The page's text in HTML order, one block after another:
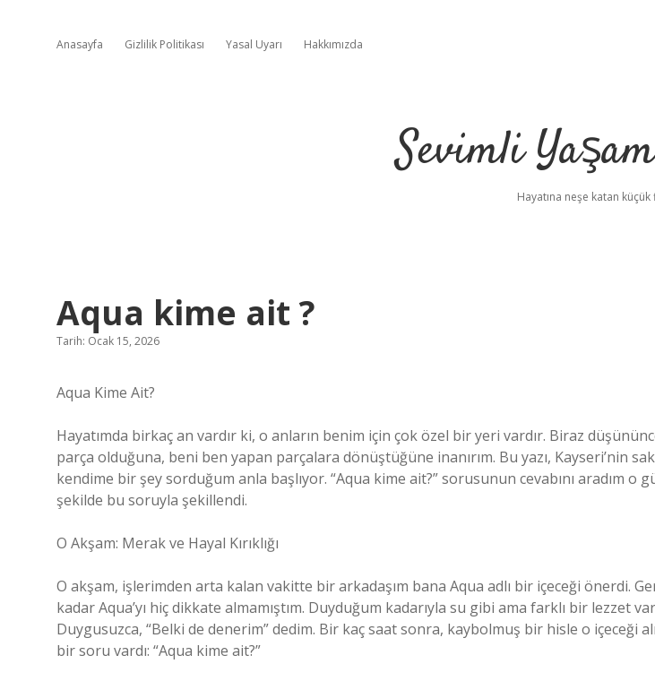
Anasayfa Gizlilik Politikası Yasal Uyarı Hakkımızda
Sevimli
Hayatına neşe katan
Aqua kime ait ?
Tarih: Ocak 15, 2026
Aqua Kime Ait?
Hayatımda birkaç an vardır ki, o anların benim için çok özel bir yeri vardır. Biraz
parça olduğuna, beni ben yapan parçalara dönüştüğüne inanırım. Bu yazı, Kayseri’nin
kendime bir şey sorduğum anla başlıyor. “Aqua kime ait?” sorusunun cevabını aradım o
şekilde bu soruyla şekillendi.
O Akşam: Merak ve Hayal Kırıklığı
O akşam, işlerimden arta kalan vakitte bir arkadaşım bana Aqua adlı bir içeceği önerdi.
kadar Aqua’yı hiç dikkate almamıştım. Duyduğum kadarıyla su gibi ama farklı bir lezzet
Duygusuzca, “Belki de denerim” dedim. Bir kaç saat sonra, kaybolmuş bir hisle o içeceği
bir soru vardı: “Aqua kime ait?”